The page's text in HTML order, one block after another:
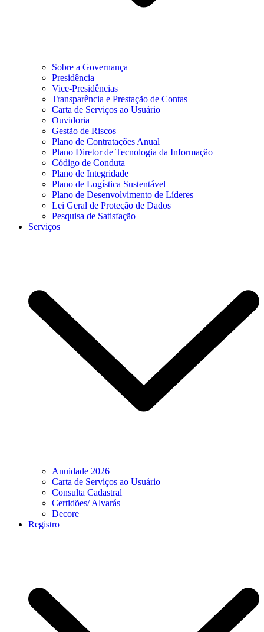
Sobre a Governança
Presidência
Vice-Presidências
Transparência e Prestação de Contas
Carta de Serviços ao Usuário
Ouvidoria
Gestão de Riscos
Plano de Contratações Anual
Plano Diretor de Tecnologia da Informação
Código de Conduta
Plano de Integridade
Plano de Logística Sustentável
Plano de Desenvolvimento de Líderes
Lei Geral de Proteção de Dados
Pesquisa de Satisfação
Serviços
Anuidade 2026
Carta de Serviços ao Usuário
Consulta Cadastral
Certidões/ Alvarás
Decore
Registro